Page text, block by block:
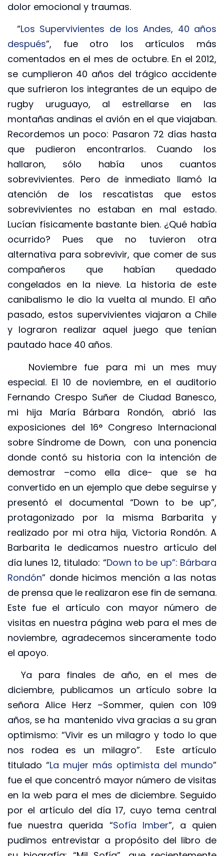
dolor emocional y traumas.
“Los Supervivientes de los Andes, 40 años
después”, fue otro los artículos más
comentados en el mes de octubre. En el 2012,
se cumplieron 40 años del trágico accidente
que sufrieron los integrantes de un equipo de
rugby uruguayo, al estrellarse en las
montañas andinas el avión en el que viajaban.
Recordemos un poco: Pasaron 72 días hasta
que pudieron encontrarlos. Cuando los
hallaron, sólo había unos cuantos
sobrevivientes. Pero de inmediato llamó la
atención de los rescatistas que estos
sobrevivientes no estaban en mal estado.
Lucían físicamente bastante bien. ¿Qué había
ocurrido? Pues que no tuvieron otra
alternativa para sobrevivir, que comer de sus
compañeros que habían quedado
congelados en la nieve. La historia de este
canibalismo le dio la vuelta al mundo. El año
pasado, estos supervivientes viajaron a Chile
y lograron realizar aquel juego que tenían
pautado hace 40 años.
Noviembre fue para mi un mes muy
especial. El 10 de noviembre, en el auditorio
Fernando Crespo Suñer de Ciudad Banesco,
mi hija María Bárbara Rondón, abrió las
exposiciones del 16° Congreso Internacional
sobre Síndrome de Down, con una ponencia
donde contó su historia con la intención de
demostrar –como ella dice- que se ha
convertido en un ejemplo que debe seguirse y
presentó el documental “Down to be up”,
protagonizado por la misma Barbarita y
realizado por mi otra hija, Victoria Rondón. A
Barbarita le dedicamos nuestro artículo del
día lunes 12, titulado: “Down to be up”: Bárbara
Rondón” donde hicimos mención a las notas
de prensa que le realizaron ese fin de semana.
Este fue el artículo con mayor número de
visitas en nuestra página web para el mes de
noviembre, agradecemos sinceramente todo
el apoyo.
Ya para finales de año, en el mes de
diciembre, publicamos un artículo sobre la
señora Alice Herz –Sommer, quien con 109
años, se ha mantenido viva gracias a su gran
optimismo: “Vivir es un milagro y todo lo que
nos rodea es un milagro”. Este artículo
titulado “La mujer más optimista del mundo”
fue el que concentró mayor número de visitas
en la web para el mes de diciembre. Seguido
por el artículo del día 17, cuyo tema central
fue nuestra querida “Sofía Imber”, a quien
pudimos entrevistar a propósito del libro de